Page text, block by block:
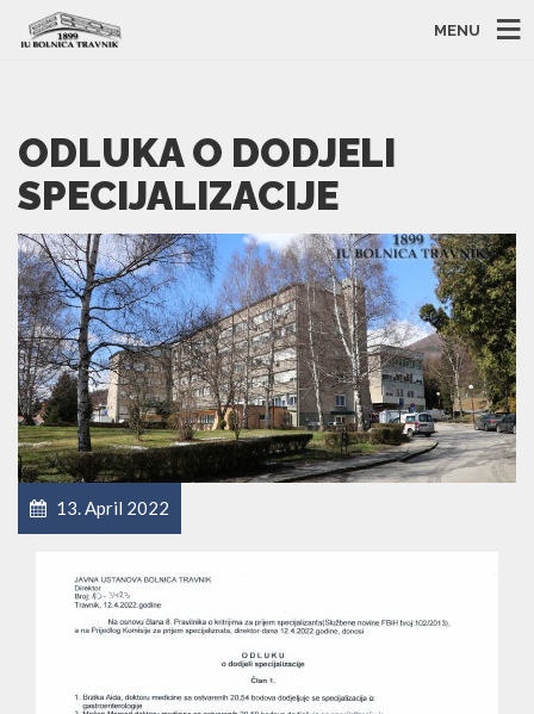
MENU
ODLUKA O DODJELI
SPECIJALIZACIJE
13. April 2022